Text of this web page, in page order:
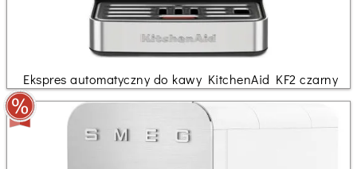
Ekspres automatyczny do kawy KitchenAid KF2 czarny